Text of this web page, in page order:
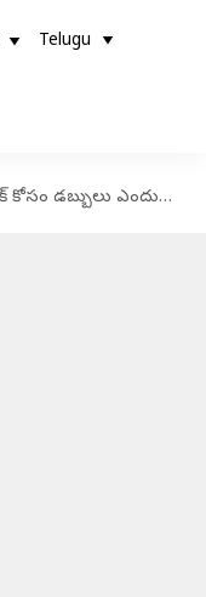
Telugu
ఎందుకు కట్టాలంటూ అమితాబ్ ట్వీట్